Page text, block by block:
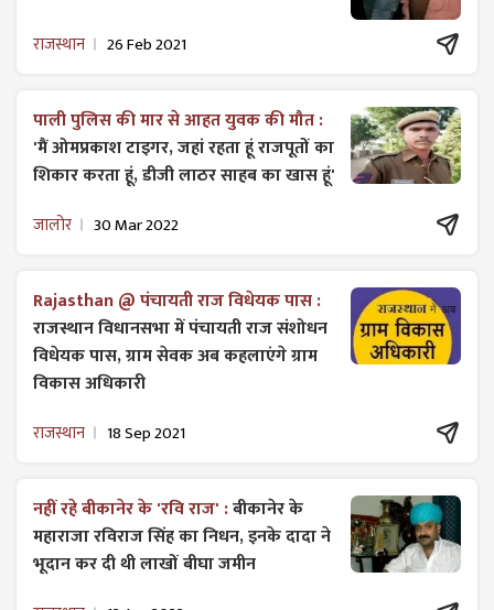
राजस्थान 26 Feb 2021
पाली पुलिस की मार से आहत युवक की मौत :
'मैं ओमप्रकाश टाइगर, जहां रहता हूं राजपूतों का
शिकार करता हूं, डीजी लाठर साहब का खास हूं'
जालोर 30 Mar 2022
Rajasthan @ पंचायती राज विधेयक पास :
राजस्थान विधानसभा में पंचायती राज ​संशोधन
विधेयक पास, ग्राम सेवक अब कहलाएंगे ग्राम
विकास अधिकारी
राजस्थान 18 Sep 2021
नहीं रहे बीकानेर के 'रवि राज' :बीकानेर के
महाराजा रविराज सिंह का निधन, इनके दादा ने
भूदान कर दी थी लाखों बीघा जमीन